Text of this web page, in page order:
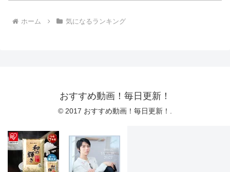
ホーム 気になるランキング
おすすめ動画！毎日更新！
© 2017 おすすめ動画！毎日更新！.